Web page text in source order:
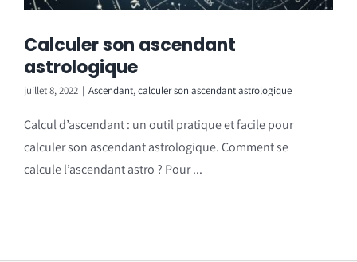
Calculer son ascendant
astrologique
juillet 8, 2022 | Ascendant,calculer son ascendant astrologique
Calcul d’ascendant : un outil pratique et facile pour
calculer son ascendant astrologique. Comment se
calcule l’ascendant astro ? Pour ...